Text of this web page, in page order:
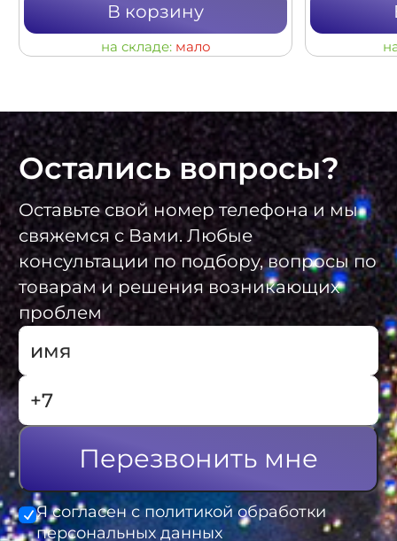
В корзину
на складе: мало
Остались вопросы?
Оставьте свой номер телефона и мы
свяжемся с Вами. Любые
консультации по подбору, вопросы по
товарам и решения возникающих
проблем
Перезвонить мне
Я согласен с политикой обработки
персональных данных